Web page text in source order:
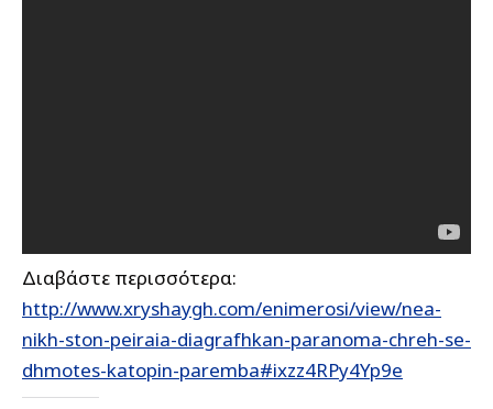
Διαβάστε περισσότερα:
http://www.xryshaygh.com/enimerosi/view/nea-
nikh-ston-peiraia-diagrafhkan-paranoma-chreh-se-
dhmotes-katopin-paremba#ixzz4RPy4Yp9e